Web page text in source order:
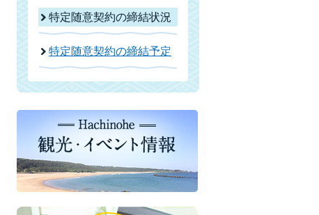
特定随意契約の締結状況
特定随意契約の締結予定